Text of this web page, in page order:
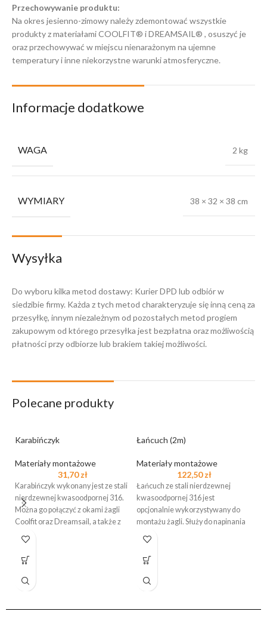
Przechowywanie produktu:
Na okres jesienno-zimowy należy zdemontować wszystkie
produkty z materiałami COOLFIT® i DREAMSAIL® , osuszyć je
oraz przechowywać w miejscu nienarażonym na ujemne
temperatury i inne niekorzystne warunki atmosferyczne.
Informacje dodatkowe
WAGA 2 kg
WYMIARY 38 × 32 × 38 cm
Wysyłka
Do wyboru kilka metod dostawy: Kurier DPD lub odbiór w
siedzibie firmy. Każda z tych metod charakteryzuje się inną ceną za
przesyłkę, innym niezależnym od pozostałych metod progiem
zakupowym od którego przesyłka jest bezpłatna oraz możliwością
płatności przy odbiorze lub brakiem takiej możliwości.
Polecane produkty
Karabińczyk
Materiały montażowe
31,70zł
Karabińczyk wykonany jest ze stali
nierdzewnej kwasoodpornej 316.
Można go połączyć z okami żagli
Coolfit oraz Dreamsail, a także z
Łańcuch (2m)
Materiały montażowe
122,50zł
Łańcuch ze stali nierdzewnej
kwasoodpornej 316 jest
opcjonalnie wykorzystywany do
montażu żagli. Służy do napinania
żagla, umożliwia też regulację
odległości